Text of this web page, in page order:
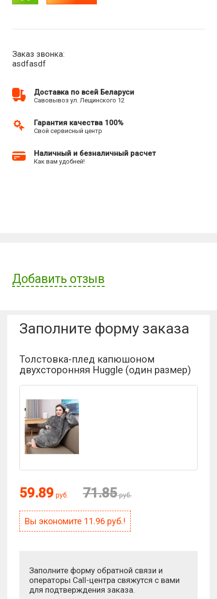
Заказ звонка:
asdfasdf
Доставка по всей Беларуси
Савовывоз ул. Лещинского 12
Гарантия качества 100%
Свой сервисный центр
Наличный и безналичный расчет
Как вам удобней!
Добавить отзыв
Антиспам:
Сколько будет 4 + 9?
Заполните форму заказа
Толстовка-плед капюшоном
двухсторонняя Huggle (один размер)
59.89 руб. 71.85 руб.
Вы экономите 11.96 руб.!
Заполните форму обратной связи и
операторы Call-центра свяжутся с вами
для подтверждения заказа.